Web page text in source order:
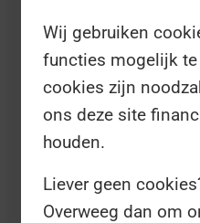
and Melinda Gates
die van Microsoft).
worden wereldwijd
gehouden om polio
en medicijnen voor
Wij gebruiken
functies mogelijk te
cookies zijn
ons deze site
houden.
Liever geen
Overweeg dan om